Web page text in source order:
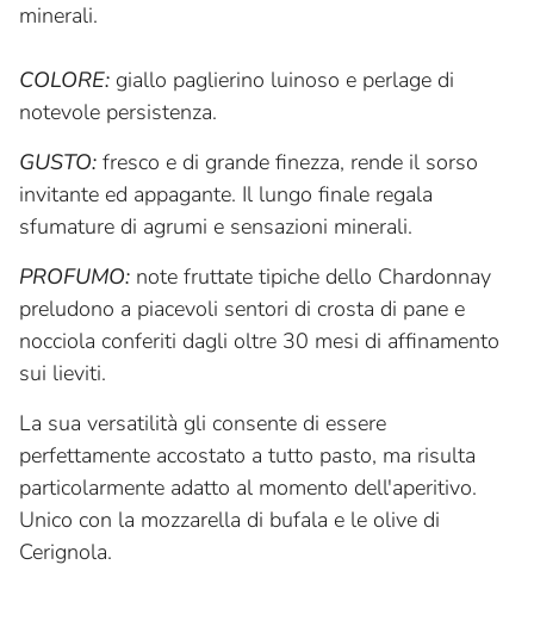
minerali.
COLORE: giallo paglierino luinoso e perlage di
notevole persistenza.
GUSTO: fresco e di grande finezza, rende il sorso
invitante ed appagante. Il lungo finale regala
sfumature di agrumi e sensazioni minerali.
PROFUMO: note fruttate tipiche dello Chardonnay
preludono a piacevoli sentori di crosta di pane e
nocciola conferiti dagli oltre 30 mesi di affinamento
sui lieviti.
La sua versatilità gli consente di essere
perfettamente accostato a tutto pasto, ma risulta
particolarmente adatto al momento dell'aperitivo.
Unico con la mozzarella di bufala e le olive di
Cerignola.